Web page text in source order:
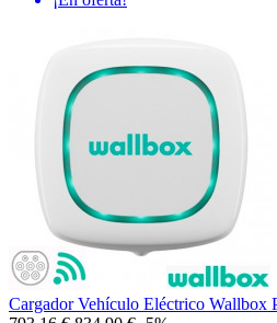
Cargador Vehículo Eléctrico Wallbox